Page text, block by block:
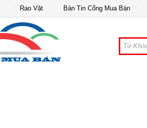
Rao Vặt Bản Tin Cổng Mua Bán